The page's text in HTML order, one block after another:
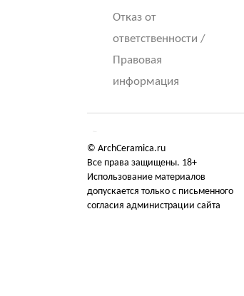
Отказ от
ответственности /
Правовая
информация
© ArchCeramica.ru
Все права защищены. 18+
Использование материалов
допускается только с письменного
согласия администрации сайта